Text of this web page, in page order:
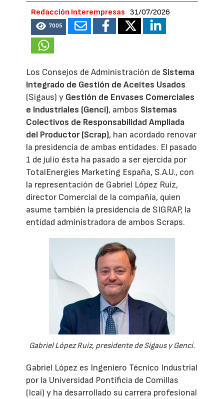
Redacción Interempresas 31/07/2026
7005
Los Consejos de Administración de Sistema
Integrado de Gestión de Aceites Usados
(Sigaus) y Gestión de Envases Comerciales
e Industriales (Genci), ambos Sistemas
Colectivos de Responsabilidad Ampliada
del Productor (Scrap), han acordado renovar
la presidencia de ambas entidades. El pasado
1 de julio ésta ha pasado a ser ejercida por
TotalEnergies Marketing España, S.A.U., con
la representación de Gabriel López Ruiz,
director Comercial de la compañía, quien
asume también la presidencia de SIGRAP, la
entidad administradora de ambos Scraps.
Gabriel López Ruiz, presidente de Sigaus y Genci.
Gabriel López es Ingeniero Técnico Industrial
por la Universidad Pontificia de Comillas
(Icai) y ha desarrollado su carrera profesional